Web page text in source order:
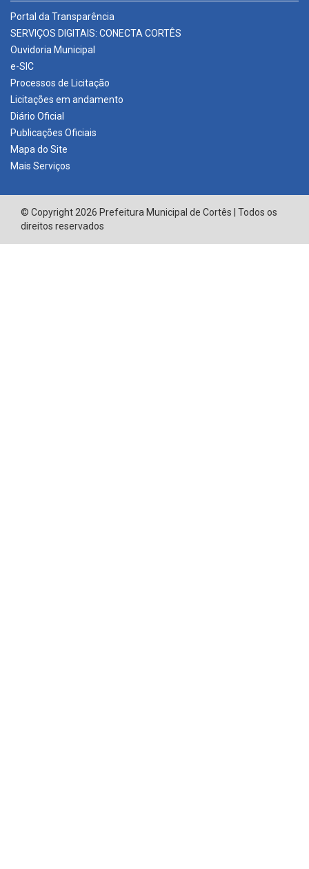
Portal da Transparência
SERVIÇOS DIGITAIS: CONECTA CORTÊS
Ouvidoria Municipal
e-SIC
Processos de Licitação
Licitações em andamento
Diário Oficial
Publicações Oficiais
Mapa do Site
Mais Serviços
© Copyright 2026 Prefeitura Municipal de Cortês | Todos os
direitos reservados